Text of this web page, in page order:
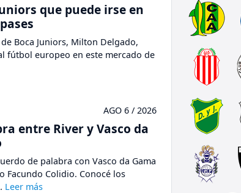
que puede irse en
Boca Juniors, Milton Delgado,
fútbol europeo en este mercado de
AGO 6 / 2026
entre River y Vasco da
de palabra con Vasco da Gama
Facundo Colidio. Conocé los